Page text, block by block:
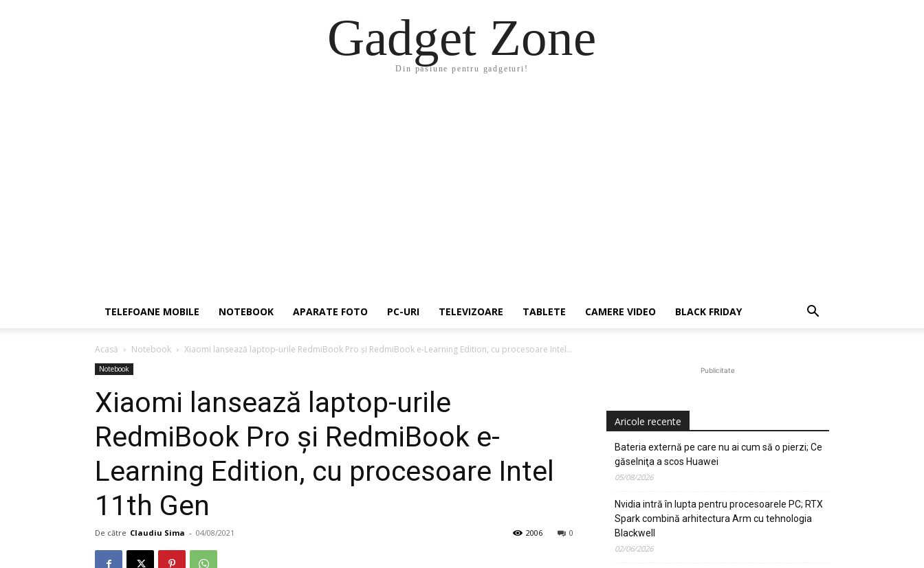
Gadget Zone
Din pasiune pentru gadgeturi!
TELEFOANE MOBILE NOTEBOOK APARATE FOTO PC-URI TELEVIZOARE TABLETE CAMERE VIDEO BLACK FRIDAY
Acasă Notebook Xiaomi lansează laptop-urile RedmiBook Pro și RedmiBook e-Learning Edition, cu procesoare Intel...
Notebook
Xiaomi lansează laptop-urile
RedmiBook Pro și RedmiBook e-
Learning Edition, cu procesoare Intel
11th Gen
De către Claudiu Sima - 04/08/2021 0
2006
Publicitate
Aricole recente
Bateria externă pe care nu ai cum să o pierzi; Ce
găselniţa a scos Huawei
05/08/2026
Nvidia intră în lupta pentru procesoarele PC; RTX
Spark combină arhitectura Arm cu tehnologia
Blackwell
02/06/2026